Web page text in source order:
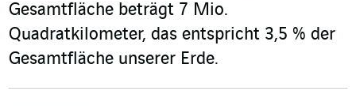
Gesamtfläche beträgt 7 Mio.
Quadratkilometer, das entspricht 3,5 % der
Gesamtfläche unserer Erde.